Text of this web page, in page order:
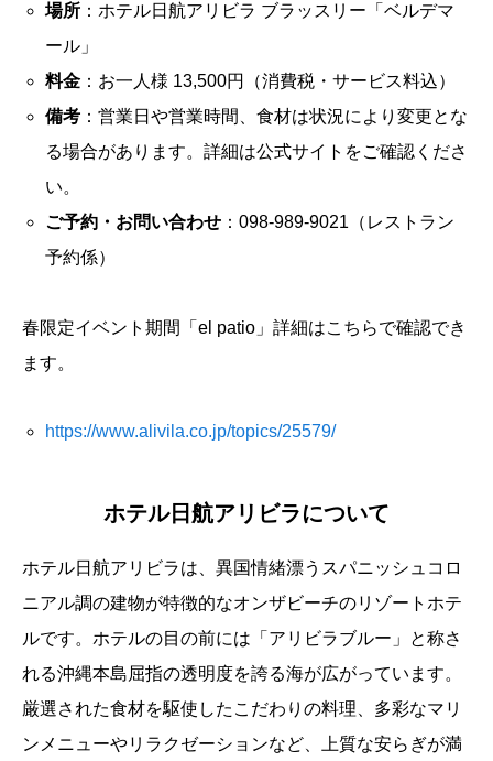
場所：ホテル日航アリビラ ブラッスリー「ベルデマ
ール」
料金：お一人様 13,500円（消費税・サービス料込）
備考：営業日や営業時間、食材は状況により変更とな
る場合があります。詳細は公式サイトをご確認くださ
い。
ご予約・お問い合わせ：098-989-9021（レストラン
予約係）
春限定イベント期間「el patio」詳細はこちらで確認でき
ます。
https://www.alivila.co.jp/topics/25579/
ホテル日航アリビラについて
ホテル日航アリビラは、異国情緒漂うスパニッシュコロ
ニアル調の建物が特徴的なオンザビーチのリゾートホテ
ルです。ホテルの目の前には「アリビラブルー」と称さ
れる沖縄本島屈指の透明度を誇る海が広がっています。
厳選された食材を駆使したこだわりの料理、多彩なマリ
ンメニューやリラクゼーションなど、上質な安らぎが満